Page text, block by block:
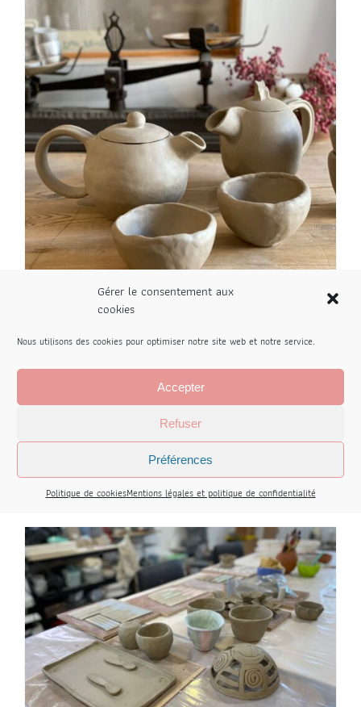
Gérer le consentement aux
cookies
Nous utilisons des cookies pour optimiser notre site web et notre service.
Accepter
Refuser
Préférences
Politique de cookiesMentions légales et politique de confidentialité
Stage Autour du Thé
150,00€